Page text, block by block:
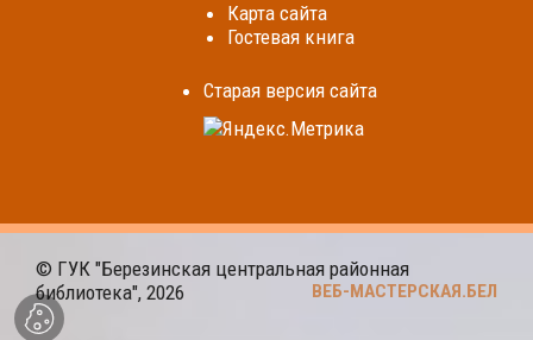
Карта сайта
Гостевая книга
Cтарая версия сайта
© ГУК "Березинская центральная районная
библиотека", 2026
ВЕБ-МАСТЕРСКАЯ.БЕЛ